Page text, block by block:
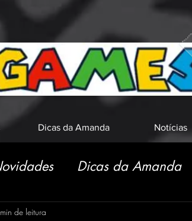
Dicas da Amanda Notícias
Dicas da Amanda
de leitura